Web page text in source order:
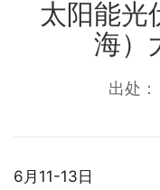
太阳能光
海）
出处
6月11-13日